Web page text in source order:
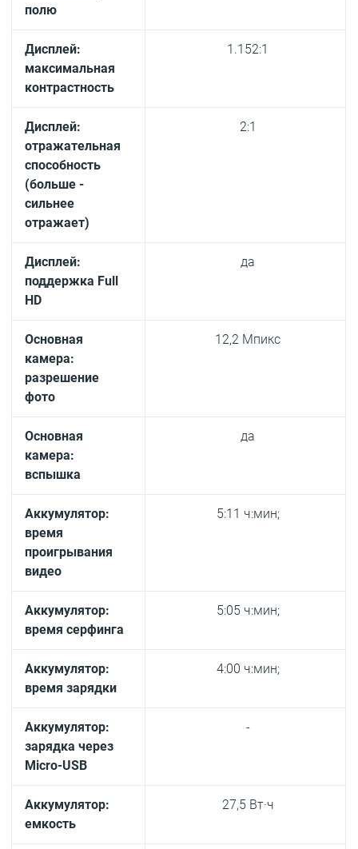
полю
Дисплей:
максимальная
контрастность
1.152:1
Дисплей:
отражательная
способность
(больше -
сильнее
отражает)
2:1
Дисплей:
поддержка Full
HD
да
Основная
камера:
разрешение
фото
12,2 Мпикс
Основная
камера:
вспышка
да
Аккумулятор:
время
проигрывания
видео
5:11 ч:мин;
Аккумулятор:
время серфинга
5:05 ч:мин;
Аккумулятор:
время зарядки
4:00 ч:мин;
Аккумулятор:
зарядка через
Micro-USB
-
Аккумулятор:
емкость
27,5 Вт·ч